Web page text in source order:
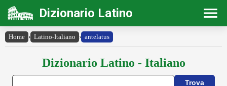
Dizionario Latino
Home › Latino-Italiano › antelatus
Dizionario Latino - Italiano